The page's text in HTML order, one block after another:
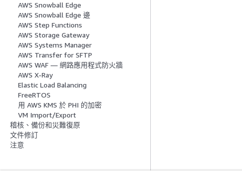
AWS Snowball Edge
AWS Snowball Edge 邊
AWS Step Functions
AWS Storage Gateway
AWS Systems Manager
AWS Transfer for SFTP
AWS WAF — 網路應用程式防火牆
AWS X-Ray
Elastic Load Balancing
FreeRTOS
用 AWS KMS 於 PHI 的加密
VM Import/Export
稽核、備份和災難復原
文件修訂
注意